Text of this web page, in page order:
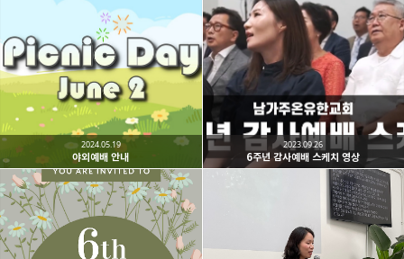
남가주온유한교회
세상을 향해 파송받은 선교적 공동체
구독하기
카카오톡 라인 트위터
밴드 네이버 블로그
야외예배 안내
2024.05.19
6주년 감사예배 스케치 영상
2023.09.26